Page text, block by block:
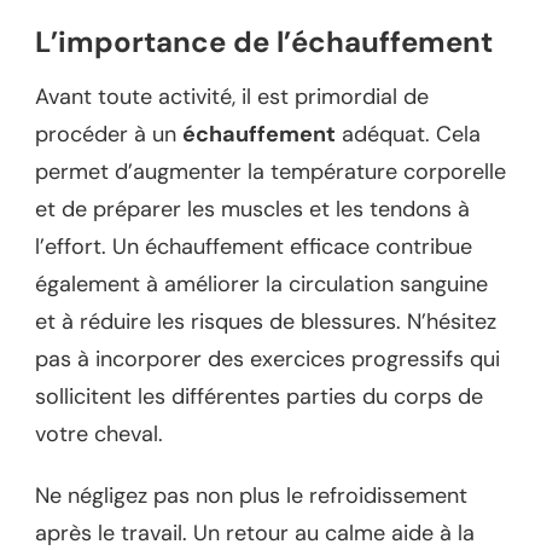
L’importance de l’échauffement
Avant toute activité, il est primordial de
procéder à un échauffement adéquat. Cela
permet d’augmenter la température corporelle
et de préparer les muscles et les tendons à
l’effort. Un échauffement efficace contribue
également à améliorer la circulation sanguine
et à réduire les risques de blessures. N’hésitez
pas à incorporer des exercices progressifs qui
sollicitent les différentes parties du corps de
votre cheval.
Ne négligez pas non plus le refroidissement
après le travail. Un retour au calme aide à la